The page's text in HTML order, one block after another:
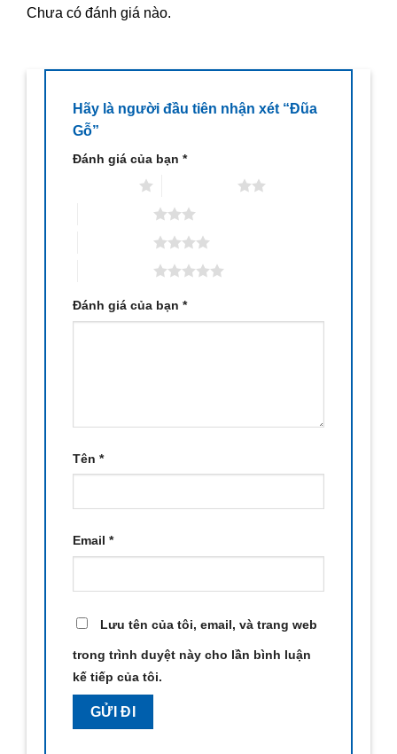
Chưa có đánh giá nào.
Hãy là người đầu tiên nhận xét “Đũa
Gỗ”
Đánh giá của bạn *
Đánh giá của bạn *
Tên *
Email *
Lưu tên của tôi, email, và trang web
trong trình duyệt này cho lần bình luận
kế tiếp của tôi.